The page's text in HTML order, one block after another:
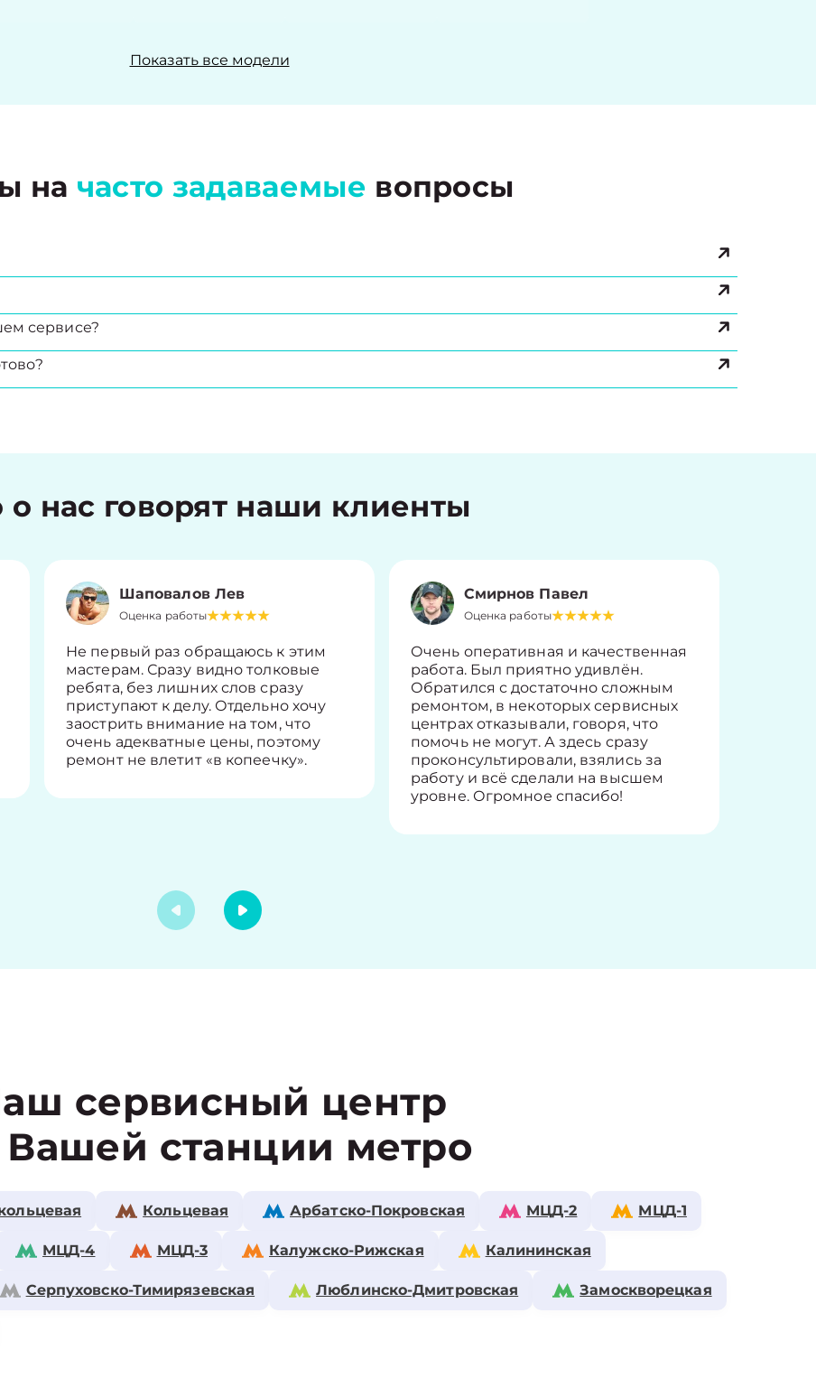
Показать все модели
на часто задаваемые вопросы
сервисе?
о нас говорят наши клиенты
Шаповалов Лев
Оценка работы
Не первый раз обращаюсь к этим
мастерам. Сразу видно толковые
ребята, без лишних слов сразу
приступают к делу. Отдельно хочу
заострить внимание на том, что
очень адекватные цены, поэтому
ремонт не влетит «в копеечку».
Смирнов Павел
Оценка работы
Очень оперативная и качественная
работа. Был приятно удивлён.
Обратился с достаточно сложным
ремонтом, в некоторых сервисных
центрах отказывали, говоря, что
помочь не могут. А здесь сразу
проконсультировали, взялись за
работу и всё сделали на высшем
уровне. Огромное спасибо!
сервисный центр
Вашей станции метро
Кольцевая Арбатско-Покровская МЦД-2 МЦД-1
МЦД-4 МЦД-3 Калужско-Рижская Калининская
Серпуховско-Тимирязевская Люблинско-Дмитровская Замоскворецкая